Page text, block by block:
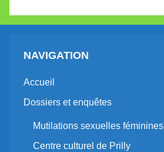
NAVIGATION
Accueil
Dossiers et enquêtes
Mutilations sexuelles féminines
Centre culturel de Prilly